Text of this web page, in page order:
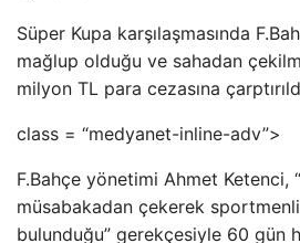
Süper Kupa karşılaşmasında
mağlup olduğu ve sahadan
milyon TL para cezasına
class = “medyanet-inline-adv”>
F.Bahçe yönetimi Ahmet Ketenci,
müsabakadan çekerek
bulunduğu” gerekçesiyle 60 gün